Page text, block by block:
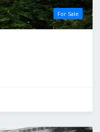
For Sale